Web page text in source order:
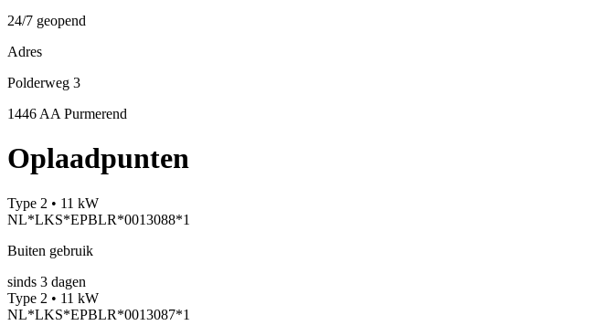
24/7 geopend
Adres
Polderweg 3
1446 AA Purmerend
Oplaadpunten
Type 2 • 11 kW
NL*LKS*EPBLR*0013088*1
Buiten gebruik
sinds 3 dagen
Type 2 • 11 kW
NL*LKS*EPBLR*0013087*1